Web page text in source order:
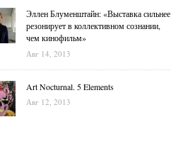
Эллен Блуменштайн: «Выставка сильнее
резонирует в коллективном сознании,
чем кинофильм»
Авг 14, 2013
Art Nocturnal. 5 Elements
Авг 12, 2013